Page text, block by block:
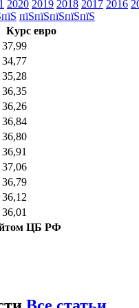
2020 2019 2018 2017 2016
пїЅпїЅпїЅпїЅпїЅ
Курс евро
37,99
34,77
35,28
36,35
36,26
36,84
36,80
36,91
37,06
36,79
36,12
36,01
ЦБ РФ